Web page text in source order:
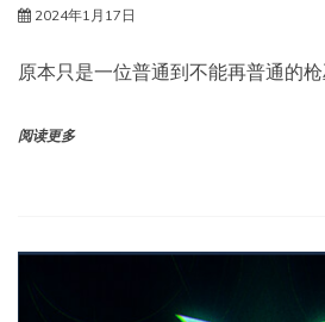
2024年1月17日
原本只是一位普通到不能再普通的
阅读更多